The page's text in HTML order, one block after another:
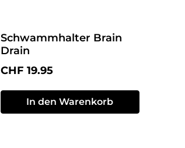
Schwammhalter Brain
Drain
Regulärer Preis:
CHF 19.95
In den Warenkorb